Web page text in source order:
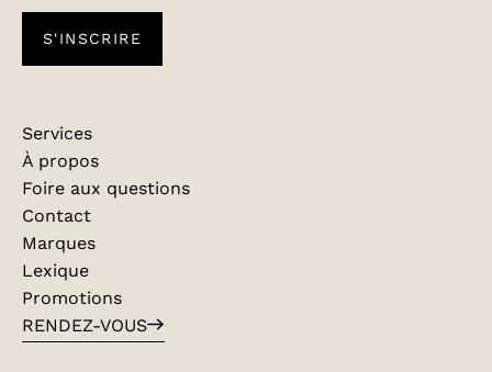
S'INSCRIRE
Services
À propos
Foire aux questions
Contact
Marques
Lexique
Promotions
RENDEZ-VOUS